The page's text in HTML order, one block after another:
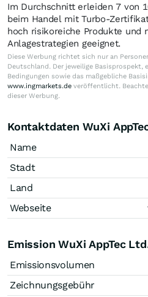
Im Durchschnitt erleiden 7 von
beim Handel mit Turbo-
hoch risikoreiche Produkte und
Anlagestrategien geeignet.
Diese Werbung richtet sich nur an
Deutschland. Der jeweilige Basisprospekt,
Bedingungen sowie das maßgebliche
www.ingmarkets.de veröffentlicht.
dieser Werbung.
Kontaktdaten WuXi
Name
Stadt
Land
Webseite
Emission WuXi AppTec
Emissionsvolumen
Zeichnungsgebühr